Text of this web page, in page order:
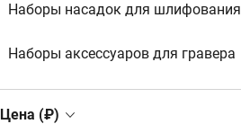
Наборы насадок для шлифования
Наборы аксессуаров для гравера
Цена (₽)